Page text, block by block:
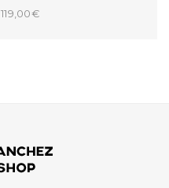
119,00€Plage